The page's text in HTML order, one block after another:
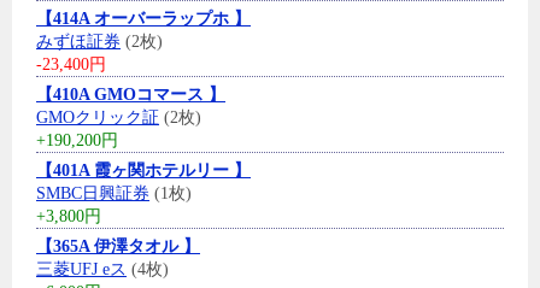
【414A オーバーラップホ 】
みずほ証券 (2枚)
-23,400円
【410A GMOコマース 】
GMOクリック証 (2枚)
+190,200円
【401A 霞ヶ関ホテルリー 】
SMBC日興証券 (1枚)
+3,800円
【365A 伊澤タオル 】
三菱UFJ eス (4枚)